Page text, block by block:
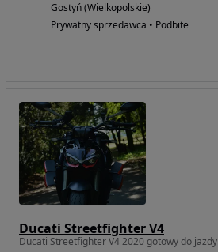
Gostyń (Wielkopolskie)
Prywatny sprzedawca • Podbite
Ducati Streetfighter V4
Ducati Streetfighter V4 2020 gotowy do jazdy